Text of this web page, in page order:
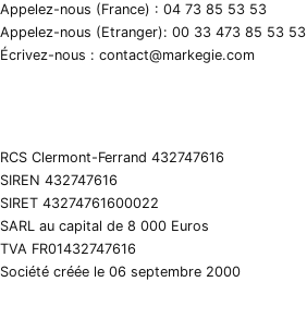
Appelez-nous (France) : 04 73 85 53 53
Appelez-nous (Etranger): 00 33 473 85 53 53
Écrivez-nous : contact@markegie.com
RCS Clermont-Ferrand 432747616
SIREN 432747616
SIRET 43274761600022
SARL au capital de 8 000 Euros
TVA FR01432747616
Société créée le 06 septembre 2000